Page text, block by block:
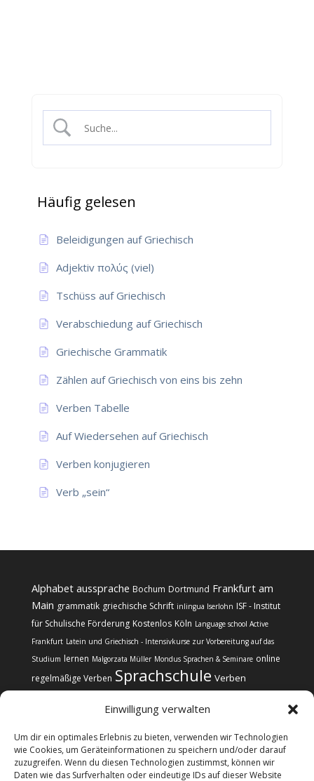
Einwilligung verwalten
Um dir ein optimales Erlebnis zu bieten, verwenden wir Technologien
wie Cookies, um Geräteinformationen zu speichern und/oder darauf
zuzugreifen. Wenn du diesen Technologien zustimmst, können wir
Daten wie das Surfverhalten oder eindeutige IDs auf dieser Website
Häufig gelesen
Beleidigungen auf Griechisch
Adjektiv πολύς (viel)
Tschüss auf Griechisch
Verabschiedung auf Griechisch
Griechische Grammatik
Zählen auf Griechisch von eins bis zehn
Verben Tabelle
Auf Wiedersehen auf Griechisch
Verben konjugieren
Verb „sein“
Alphabet aussprache Bochum Dortmund Frankfurt am
Main grammatik griechische Schrift inlingua Iserlohn ISF - Institut
für Schulische Förderung Kostenlos Köln Language school Active
Frankfurt Latein und Griechisch - Intensivkurse zur Vorbereitung auf das
Studium lernen Malgorzata Müller Mondus Sprachen & Seminare online
regelmäßige Verben Sprachschule Verben
Kontakt Impressum
Datenschutz